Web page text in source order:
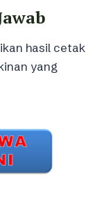
hasil cetak
yang